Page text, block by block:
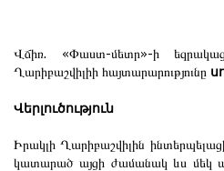
Վճիռ. «Փաստ-մետր»-ի
Ղարիբաշվիլիի հայտարարությունը
Վերլուծություն
Իրակլի Ղարիբաշվիլին
կատարած այցի ժամանակ ևս մեկ